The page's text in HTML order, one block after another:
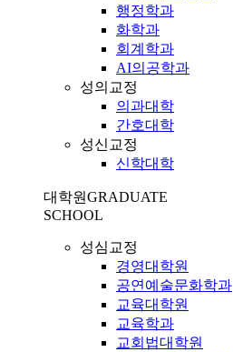
행정학과
화학과
회계학과
AI의공학과
성의교정
의과대학
간호대학
성신교정
신학대학
대학원GRADUATE
SCHOOL
성심교정
경영대학원
공연예술문화학과
교육대학원
교육학과
교회법대학원